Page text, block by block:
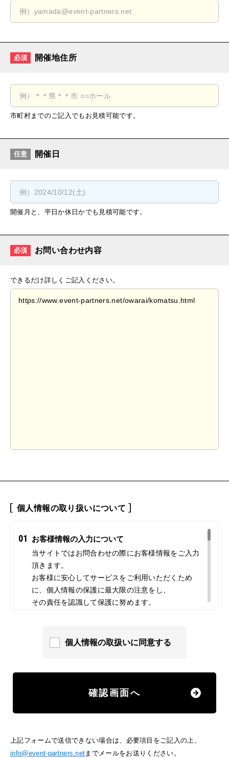
必須 開催地住所
市町村までのご記入でもお見積可能です。
任意 開催日
開催月と、平日か休日かでも見積可能です。
必須 お問い合わせ内容
できるだけ詳しくご記入ください。
個人情報の取り扱いについて
01 お客様情報の入力について
当サイトではお問合わせの際にお客様情報をご入力
頂きます。
お客様に安心してサービスをご利用いただくため
に、個人情報の保護に最大限の注意をし、
その責任を認識して保護に努めます。
当サイトでは、情報の収集にクッキーを使用してい
ます。クッキーは、お客様がサイトを訪れた際に、
れる情報には、個人を特定するものは一切含まれま
だく場合があります。もしこうしたクッキーを利用
した情報収集に抵抗をお感じでしたら、ご使用のブ
個人情報の取扱いに同意する
確認画面へ
上記フォームで送信できない場合は、必要項目をご記入の上、
info@event-partners.netまでメールをお送りください。